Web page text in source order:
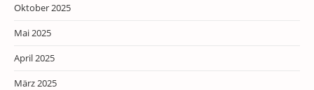
Oktober 2025
Mai 2025
April 2025
März 2025